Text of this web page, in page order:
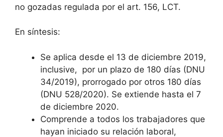
no gozadas regulada por el art. 156, LCT.
En síntesis:
Se aplica desde el 13 de diciembre 2019,
inclusive, por un plazo de 180 días (DNU
34/2019), prorrogado por otros 180 días
(DNU 528/2020). Se extiende hasta el 7
de diciembre 2020.
Comprende a todos los trabajadores que
hayan iniciado su relación laboral,